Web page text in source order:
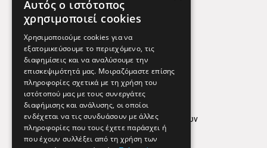
Χρήσιμα Τηλέφωνα
Εφημερεύοντα Φαρμακεία
Απόρρητο
Όροι Χρήσης
Πολιτική προστασίας δεδομένων
Findhere
Αυτός ο ιστότοπος
χρησιμοποιεί cookies
Χρησιμοποιούμε cookies για να
εξατομικεύσουμε το περιεχόμενο, τις
διαφημίσεις και να αναλύσουμε την
επισκεψιμότητά μας. Μοιραζόμαστε επίσης
πληροφορίες σχετικά με τη χρήση του
ιστότοπού μας με τους συνεργάτες
διαφήμισης και ανάλυσης, οι οποίοι
ενδέχεται να τις συνδυάσουν με άλλες
πληροφορίες που τους έχετε παράσχει ή
που έχουν συλλέξει από τη χρήση των